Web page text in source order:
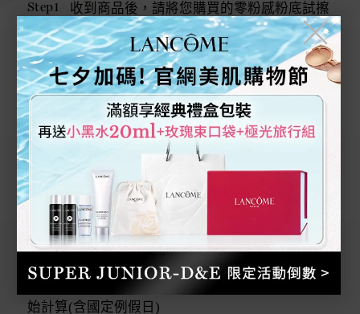
Step1
收到商品後，請將您購買的零粉感粉底試擦
於臉上
Step2 檢查確認顏色是否符合您的需求
Step3 若色號不適合，請重新挑選欲更換的色號
*限更換同款粉底，無法更換不同款商品
Step4
請於7天鑑賞期內聯繫客服並提供以下資訊
訂單編號、原購買色號、欲更換色號
Step5
確認上方資訊提供後，我們將派專人至指定
地址進行更換
注意事項
1. 每筆訂單限更換乙次
2. 需先聯繫客服，才提供更換色號服務
始計算(含國定例假日)
╳